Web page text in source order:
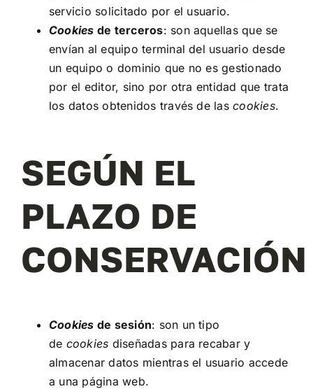
servicio solicitado por el usuario.
Cookies de terceros: son aquellas que se
envían al equipo terminal del usuario desde
un equipo o dominio que no es gestionado
por el editor, sino por otra entidad que trata
los datos obtenidos través de lascookies.
SEGÚN EL
PLAZO DE
CONSERVACIÓN
Cookies de sesión: son un tipo
de cookies diseñadas para recabar y
almacenar datos mientras el usuario accede
a una página web.